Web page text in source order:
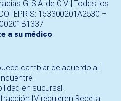
Gi S.A. de C.V. | Todos los
153300201A2530 –
a su médico
cambiar de acuerdo al
en sucursal.
IV requieren Receta